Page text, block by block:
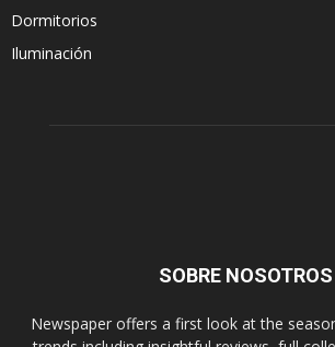
Dormitorios
Iluminación
SOBRE NOSOTROS
Newspaper offers a first look at the